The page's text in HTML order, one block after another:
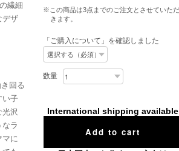
繊細
デザ
回る
い子
沢
ラ
マに
※この商品は3点までのご注文とさせていただ
きます。
「ご購入について」を確認しました
数量
International shipping available
Add to cart